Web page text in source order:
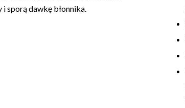
i sporą dawkę błonnika.